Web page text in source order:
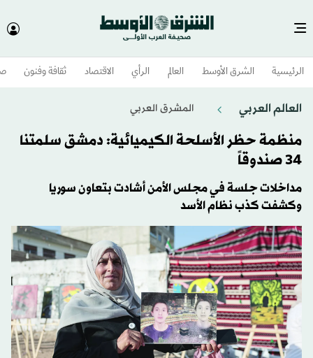
الرئيسية الشرق الأوسط​ العالم الرأي الاقتصاد ثقافة وفنون
العالم العربي المشرق العربي
منظمة حظر الأسلحة الكيميائية: دمشق سلمتنا
34 صندوقاً
مداخلات جلسة في مجلس الأمن أشادت بتعاون سوريا
وكشفت كذب نظام الأسد